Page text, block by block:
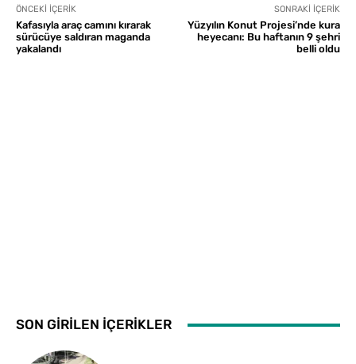
ÖNCEKI İÇERIK
Kafasıyla araç camını kırarak
sürücüye saldıran maganda
yakalandı
SONRAKI İÇERIK
Yüzyılın Konut Projesi’nde kura
heyecanı: Bu haftanın 9 şehri
belli oldu
SON GİRİLEN İÇERİKLER